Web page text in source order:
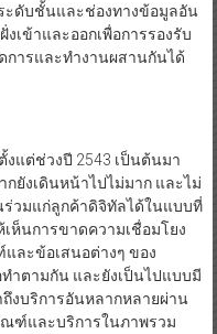
ะดับชั้นและช่องทางข้อมูลอัน
เข้าและออกเพื่อการรองรับ
การและทำงานผสานกันได้
แต่ช่วงปี 2543 เป็นต้นมา
ยังเดินหน้าไปไม่มาก และไม่
วมแก่ลูกค้าดิจิทัลได้ในแบบที่
เห็นการขาดความเชื่อมโยง
ละข้อเสนอต่างๆ ของ
ำตามกัน และยังเป็นไปแบบมี
งบริการอันหลากหลายผ่าน
ฑ์และบริการในภาพรวม